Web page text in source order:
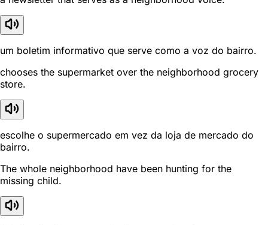
um boletim informativo que serve como a voz do bairro.
chooses the supermarket over the neighborhood grocery
store.
escolhe o supermercado em vez da loja de mercado do
bairro.
The whole neighborhood have been hunting for the
missing child.